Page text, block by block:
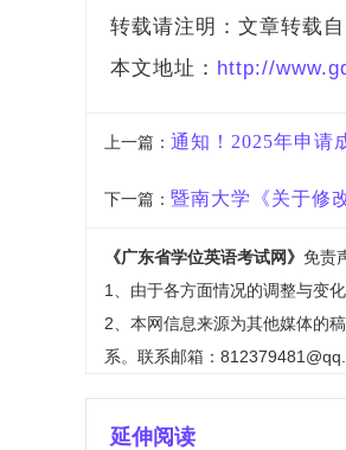
转载请注明：文章转载自
本文地址： http://
上一篇： 通知！2025年申请
下一篇： 暨南大学《关于修
《广东省学位英语考试网》 免责
1、由于各方面情况的调整与变
2、本网信息来源为其他媒体的
系。联系邮箱：
延伸阅读